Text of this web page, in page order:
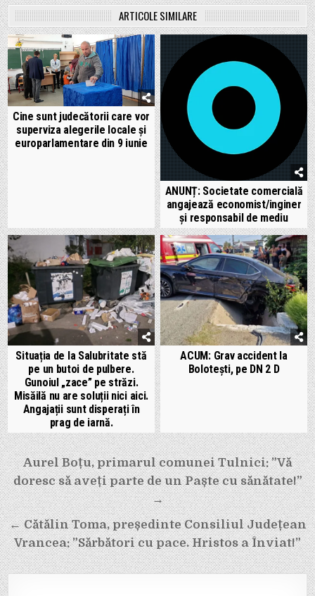
ARTICOLE SIMILARE
Cine sunt judecătorii care vor
superviza alegerile locale și
europarlamentare din 9 iunie
ANUNȚ: Societate comercială
angajează economist/inginer
și responsabil de mediu
Situația de la Salubritate stă
pe un butoi de pulbere.
Gunoiul „zace” pe străzi.
Misăilă nu are soluții nici aici.
Angajații sunt disperați în
prag de iarnă.
ACUM: Grav accident la
Bolotești, pe DN 2 D
Navigare
în
articole
Aurel Boțu, primarul comunei Tulnici: ”Vă
doresc să aveți parte de un Paște cu sănătate!”
→
← Cătălin Toma, președinte Consiliul Județean
Vrancea: ”Sărbători cu pace. Hristos a Înviat!”